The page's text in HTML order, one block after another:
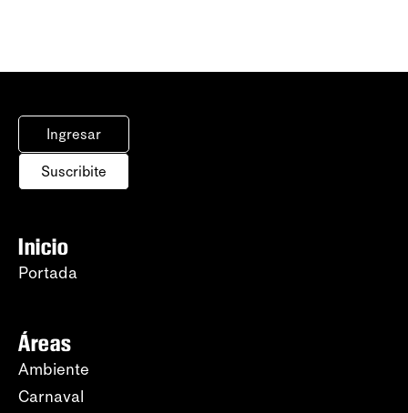
Ingresar
Suscribite
Inicio
Portada
Áreas
Ambiente
Carnaval